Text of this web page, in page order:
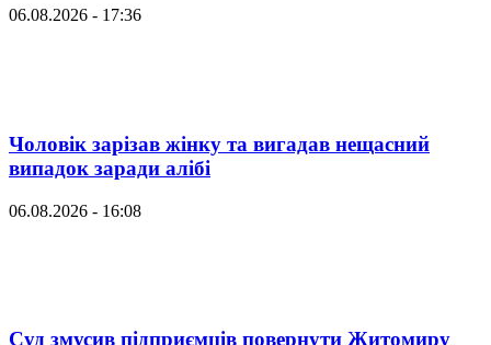
06.08.2026 - 17:36
Чоловік зарізав жінку та вигадав нещасний
випадок заради алібі
06.08.2026 - 16:08
Суд змусив підприємців повернути Житомиру